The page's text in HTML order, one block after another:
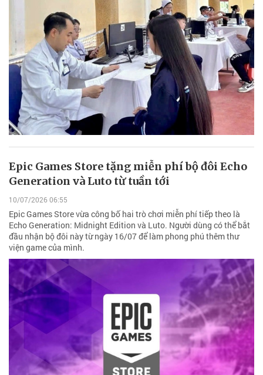
Epic Games Store tặng miễn phí bộ đôi Echo
Generation và Luto từ tuần tới
10/07/2026 06:55
Epic Games Store vừa công bố hai trò chơi miễn phí tiếp theo là
Echo Generation: Midnight Edition và Luto. Người dùng có thể bắt
đầu nhận bộ đôi này từ ngày 16/07 để làm phong phú thêm thư
viện game của mình.